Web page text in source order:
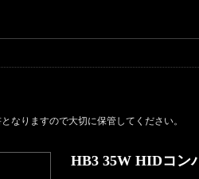
なりますので大切に保管してください。
HB3 35W HIDコン